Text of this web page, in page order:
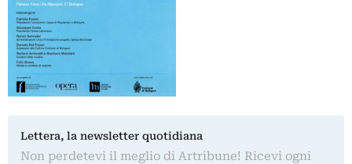
Lettera, la newsletter quotidiana
Non perdetevi il meglio di Artribune! Ricevi ogni